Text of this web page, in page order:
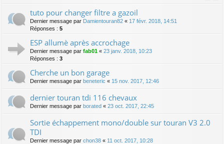
tuto pour changer filtre a gazoil
Dernier message par Damientouran82 « 17 févr. 2018, 14:51
Réponses : 5
ESP allumè après accrochage
Dernier message par fab01 « 23 janv. 2018, 10:23
Réponses : 3
Cherche un bon garage
Dernier message par beneteric « 15 nov. 2017, 12:46
dernier touran tdi 116 chevaux
Dernier message par borated « 23 oct. 2017, 22:45
Sortie échappement mono/double sur touran V3 2.0
TDI
Dernier message par chon38 « 11 oct. 2017, 10:28